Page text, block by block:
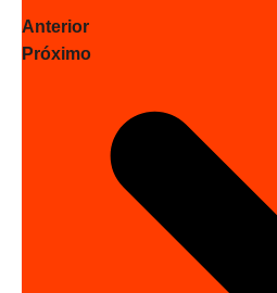
Anterior
Próximo